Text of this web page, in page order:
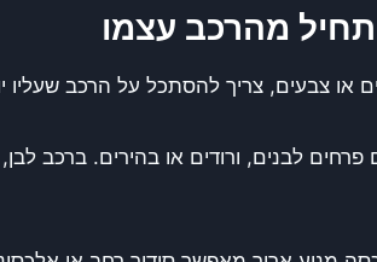
מהרכב עצמו
או צבעים, צריך להסתכל על הרכב שעליו
לבנים, ורודים או בהירים. ברכב